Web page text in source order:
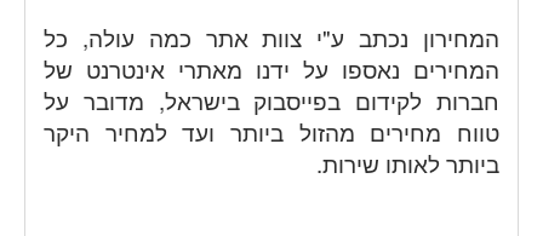
המחירון נכתב ע"י צוות אתר כמה עולה, כל
המחירים נאספו על ידנו מאתרי אינטרנט של
חברות לקידום בפייסבוק בישראל, מדובר על
טווח מחירים מהזול ביותר ועד למחיר היקר
ביותר לאותו שירות.